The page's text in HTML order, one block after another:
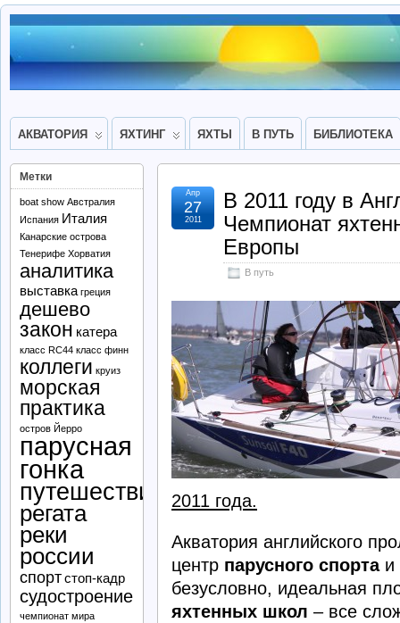
АКВАТОРИЯ ЯХТИНГ ЯХТЫ В ПУТЬ БИБЛИОТЕКА
В 2011 году в
Чемпионат
Европы
В путь
Апр
27
2011
2011 года.
Акватория английского
центр парусного спортаи
безусловно, идеальная
яхтенных школ – все
Метки
boat show Австралия
Испания Италия
Канарские острова
Тенерифе Хорватия
аналитика
выставка греция
дешево
закон катера
класс RC44 класс финн
коллеги круиз
морская
практика
остров Йерро
парусная
гонка
путешествие
регата
реки
россии
спортстоп-кадр
судостроение
чемпионат мира